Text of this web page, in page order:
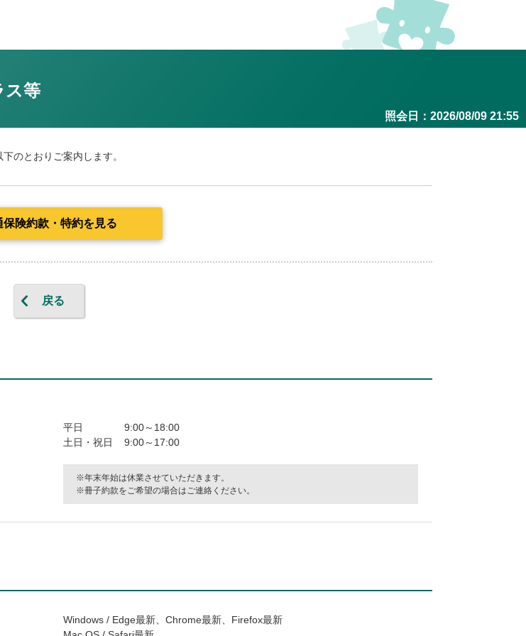
ス等
照会日：2026/08/09 21:55
のとおりご案内します。
保険約款・特約を見る
戻る
平日
9:00～18:00
土日・祝日
9:00～17:00
年末年始は休業させていただきます。
冊子約款をご希望の場合はご連絡ください。
Windows / Edge最新、Chrome最新、Firefox最新